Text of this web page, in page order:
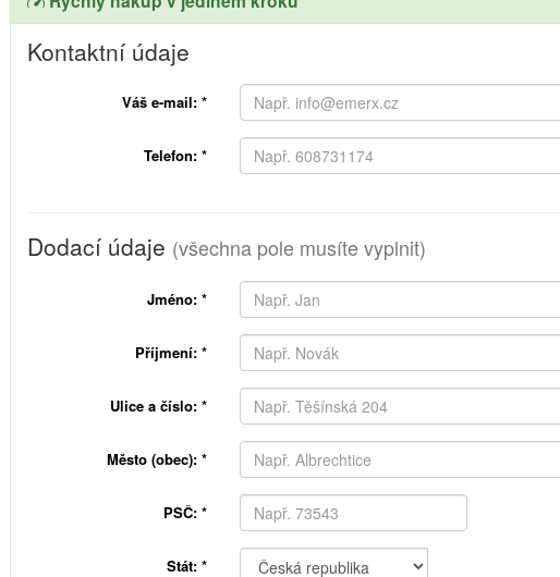
Kontaktní údaje
Váš e-mail: *
Telefon: *
Dodací údaje (všechna pole musíte vyplnit)
Jméno: *
Příjmení: *
Ulice a číslo: *
Město (obec): *
PSČ: *
Stát: *